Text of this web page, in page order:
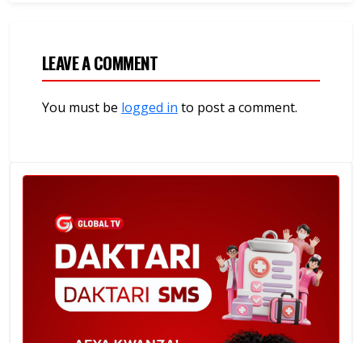
LEAVE A COMMENT
You must be logged in to post a comment.